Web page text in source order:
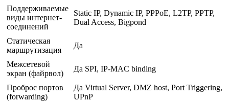
Поддерживаемые
виды интернет-
соединений
Static IP, Dynamic IP, PPPoE, L2TP, PPTP,
Dual Access, Bigpond
Статическая
маршрутизация
Да
Межсетевой
экран (файрвол)
Да SPI, IP-MAC binding
Проброс портов
(forwarding)
Да Virtual Server, DMZ host, Port Triggering,
UPnP